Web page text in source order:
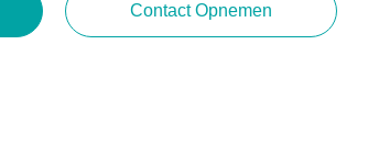
Contact Opnemen